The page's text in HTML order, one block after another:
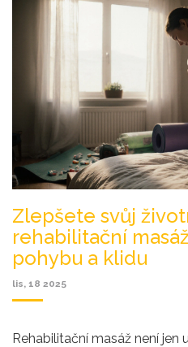
Zlepšete svůj
rehabilitační
pohybu a klidu
lis, 18 2025
Rehabilitační masáž není jen